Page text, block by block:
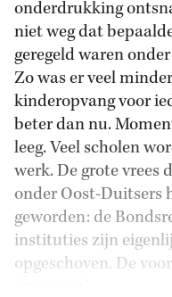
onderdrukking
niet weg dat
geregeld waren
Zo was er veel
kinderopvang voor
beter dan nu.
leeg. Veel scholen
werk. De grote vrees
onder Oost-Duitsers
geworden: de
instituties zijn
opgeschoven. De